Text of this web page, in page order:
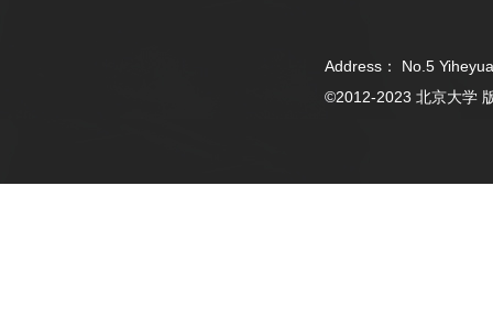
Address： No.5
©2012-2023 北京大学